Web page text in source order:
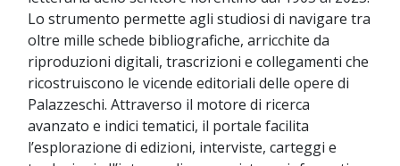
Lo strumento permette agli studiosi di navigare tra
oltre mille schede bibliografiche, arricchite da
riproduzioni digitali, trascrizioni e collegamenti che
ricostruiscono le vicende editoriali delle opere di
Palazzeschi. Attraverso il motore di ricerca
avanzato e indici tematici, il portale facilita
l’esplorazione di edizioni, interviste, carteggi e